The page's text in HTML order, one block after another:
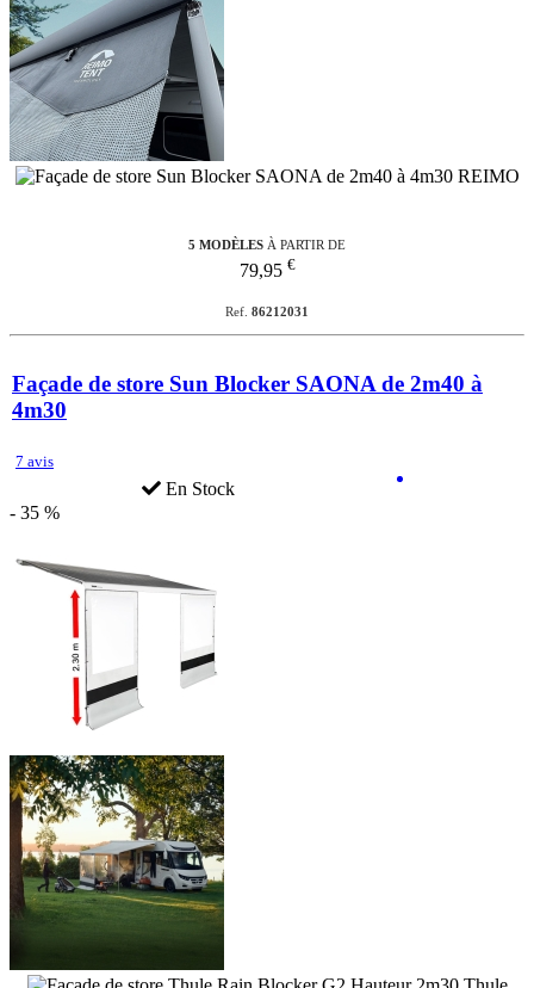
5 MODÈLES À PARTIR DE
79,95 €
Ref. 86212031
Façade de store Sun Blocker SAONA de 2m40 à
4m30
7 avis
En Stock
- 35 %